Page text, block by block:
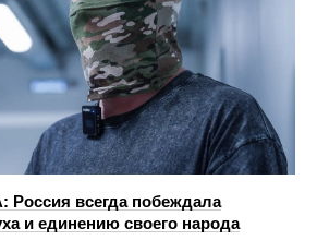
всегда побеждала
и единению своего народа